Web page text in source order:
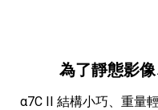
為了靜態影
α7C II 結構小巧、重量